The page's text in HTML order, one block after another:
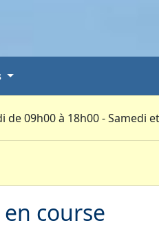
de 09h00 à 18h00 - Samedi
course